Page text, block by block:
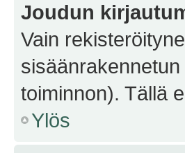
Joudun
Vain
toiminnon). Tällä
Ylös